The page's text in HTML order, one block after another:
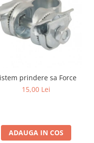
prindere sa Force
15,00 Lei
ADAUGA IN COS